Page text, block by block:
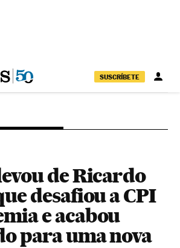
SUSCRÍBETE
de Ricardo
desafiou a CPI
e acabou
para uma nova